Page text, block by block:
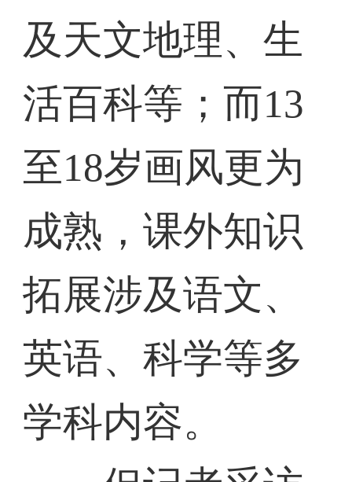
及天文地理、生
活百科等；而13
至18岁画风更为
成熟，课外知识
拓展涉及语文、
英语、科学等多
学科内容。